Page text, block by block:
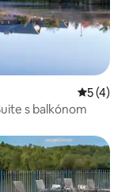
5 (4)
s balkónom